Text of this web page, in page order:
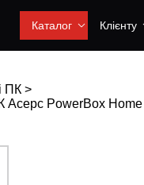
Каталог Клієнту
ПК >
Acepc PowerBox